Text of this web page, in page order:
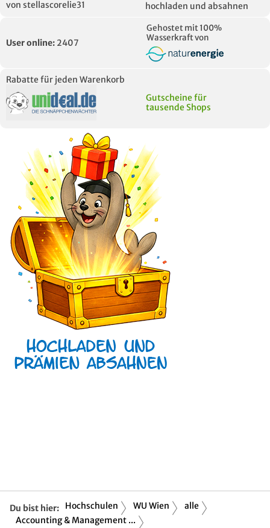
von stellascorelie31
hochladen und absahnen
User online: 2407
Gehostet mit 100%
Wasserkraft von
Rabatte für jeden Warenkorb
Gutscheine für
tausende Shops
Du bist hier: Hochschulen WU Wien
alle
Accounting & Management ...